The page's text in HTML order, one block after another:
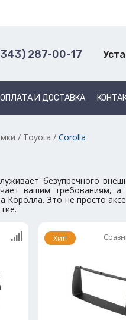
287-00-17
ОПЛАТА И ДОСТАВКА
/ Toyota / Corolla
безупречного
вашим требованиям,
Королла. Это не просто
Хит!